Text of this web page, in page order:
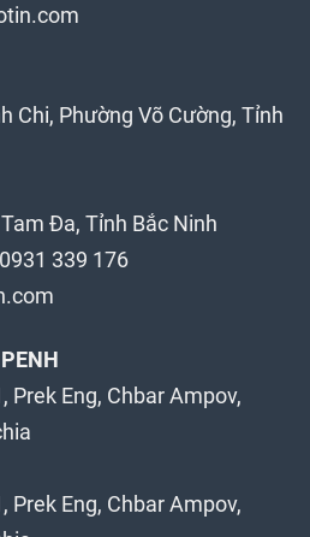
Chi, Phường Võ Cường, Tỉnh
Đa, Tỉnh Bắc Ninh
0931 339 176
Prek Eng, Chbar Ampov,
Prek Eng, Chbar Ampov,